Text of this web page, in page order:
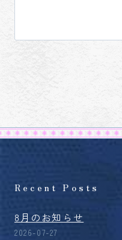
Recent Posts
8月のお知らせ
2026-07-27